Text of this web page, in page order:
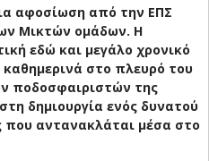
αφοσίωση από την ΕΠΣ
Μικτών ομάδων. Η
εδώ και μεγάλο χρονικό
στο πλευρό του
ποδοσφαιριστών της
δημιουργία ενός δυνατού
που αντανακλάται μέσα στο